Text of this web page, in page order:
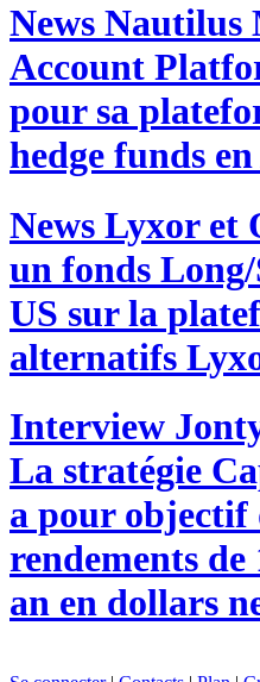
News Nautilus
Account
pour sa
hedge funds
News Lyxor et
un fonds
US sur la
alternatifs
Interview
La stratégie
a pour objectif
rendements
an en dollars